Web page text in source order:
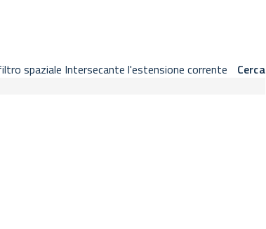
segnalibri, stampa e guida nella barra laterale sinistra.
spaziale Intersecante l'estensione corrente Cerca